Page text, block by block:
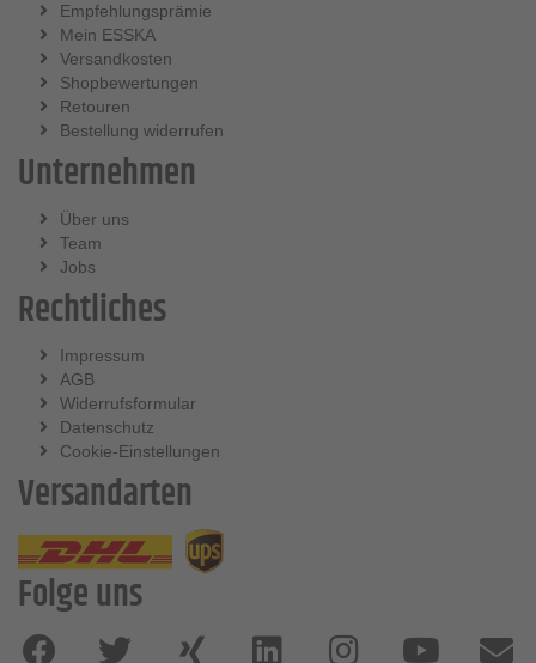
Empfehlungsprämie
Mein ESSKA
Versandkosten
Shopbewertungen
Retouren
Bestellung widerrufen
Unternehmen
Über uns
Team
Jobs
Rechtliches
Impressum
AGB
Widerrufsformular
Datenschutz
Cookie-Einstellungen
Versandarten
Folge uns